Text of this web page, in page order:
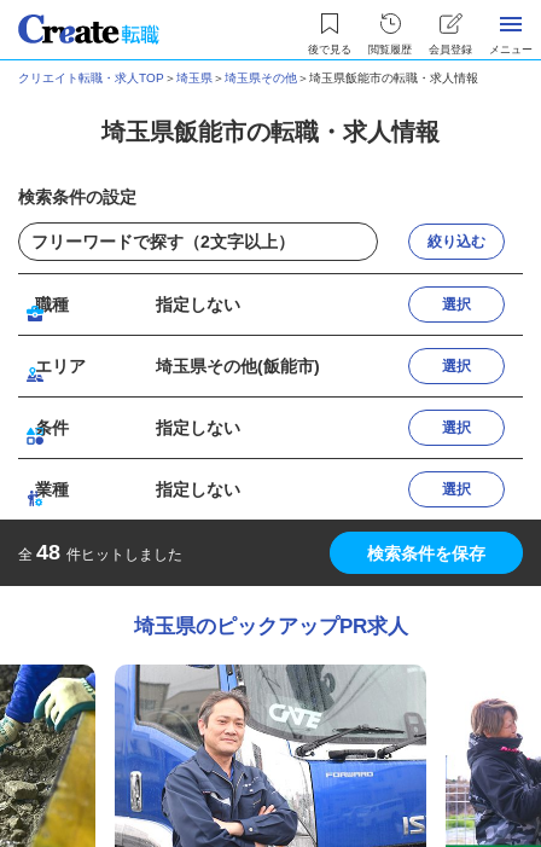
後で見る 閲覧履歴 会員登録 メニュー
クリエイト転職・求人TOP ＞埼玉県＞埼玉県その他＞埼玉県飯能市の転職・求人情報
埼玉県飯能市の転職・求人情報
検索条件の設定
絞り込む
職種 指定しない 選択
エリア 埼玉県その他(飯能市) 選択
条件 指定しない 選択
業種 指定しない 選択
全 48 件ヒットしました 検索条件を保存
埼玉県のピックアップPR求人